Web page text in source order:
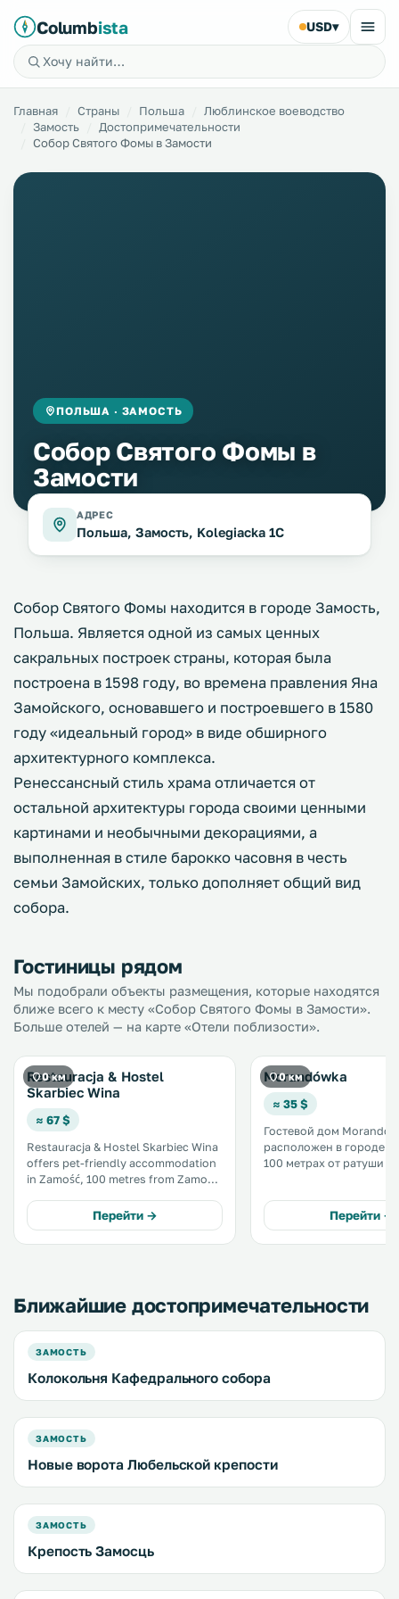
Columbista USD▾
Главная Страны Польша
Люблинское воеводство
Замость
Достопримечательности
Собор Святого Фомы в Замости
ПОЛЬША · ЗАМОСТЬ
Собор Святого Фомы в
Замости
АДРЕС
Польша, Замость, Kolegiacka 1C
Собор Святого Фомы находится в городе Замость,
Польша. Является одной из самых ценных
сакральных построек страны, которая была
построена в 1598 году, во времена правления Яна
Замойского, основавшего и построевшего в 1580
году «идеальный город» в виде обширного
архитектурного комплекса.
Ренессансный стиль храма отличается от
остальной архитектуры города своими ценными
картинами и необычными декорациями, а
выполненная в стиле барокко часовня в честь
семьи Замойских, только дополняет общий вид
собора.
Гостиницы рядом
Мы подобрали объекты размещения, которые находятся
ближе всего к месту «Собор Святого Фомы в Замости».
Больше отелей — на карте «Отели поблизости».
0 км
Restauracja & Hostel
Skarbiec Wina
≈ 67 $
Restauracja & Hostel Skarbiec Wina
offers pet-friendly accommodation
in Zamość, 100 metres from Zamość
Zamość Old Town. The unit is 200
metres from Zamość Synagogue.
Free WiFi is provided . .
Перейти →
0 км
Morandówka
≈ 35 $
Гостевой дом
расположен в городе
100 метрах от ратуши
доме работает бар. .
Перейти →
Ближайшие достопримечательности
ЗАМОСТЬ
Колокольня Кафедрального собора
ЗАМОСТЬ
Новые ворота Любельской крепости
ЗАМОСТЬ
Крепость Замосць